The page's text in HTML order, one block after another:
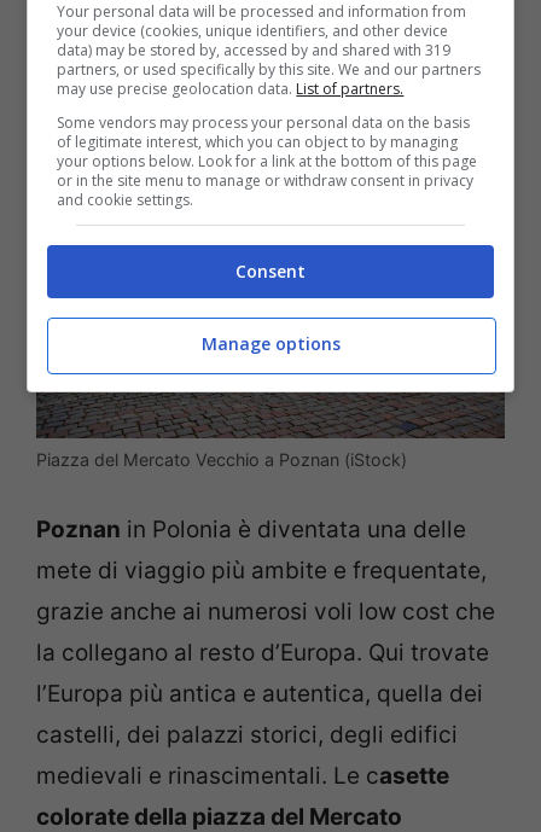
5. Poznan, Polonia
Piazza del Mercato Vecchio a Poznan (iStock)
Poznan in Polonia è diventata una delle
mete di viaggio più ambite e frequentate,
grazie anche ai numerosi voli low cost che
la collegano al resto d’Europa. Qui trovate
l’Europa più antica e autentica, quella dei
castelli, dei palazzi storici, degli edifici
medievali e rinascimentali. Le casette
colorate della piazza del Mercato
Your personal data will be processed and information from
your device (cookies, unique identifiers, and other device
data) may be stored by, accessed by and shared with 319
partners, or used specifically by this site. We and our partners
may use precise geolocation data. List of partners.
Some vendors may process your personal data on the basis
of legitimate interest, which you can object to by managing
your options below. Look for a link at the bottom of this page
or in the site menu to manage or withdraw consent in privacy
and cookie settings.
Consent
Manage options